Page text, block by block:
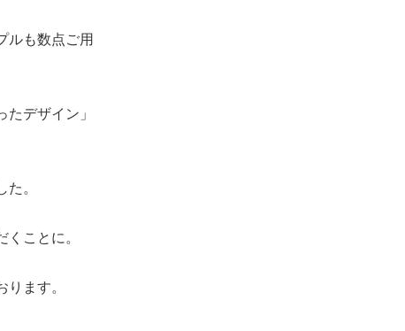
ルも数点ご用
デザイン」
。
ことに。
ます。